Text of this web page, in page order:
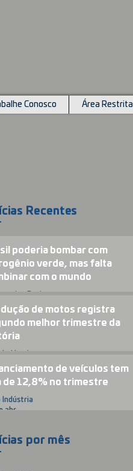
Conosco Área Restrita
Recentes
poderia bombar com
verde, mas falta
com o mundo
abr.
de motos registra
melhor trimestre da
abr.
de veículos tem
de 12,8% no trimestre
Indústria
abr.
por mês